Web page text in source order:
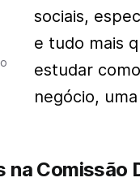
sociais,
e tudo mais
estudar
negócio,
na Comissão